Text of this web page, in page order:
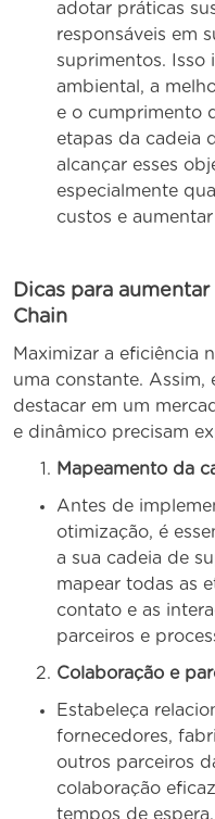
adotar práticas
responsáveis ​​em
suprimentos. Isso
ambiental, a
e o cumprimento
etapas da cadeia
alcançar esses
especialmente
custos e
Dicas para
Chain
Maximizar a eficiência
uma constante. Assim,
destacar em um
e dinâmico precisam
Mapeamento da
Antes de
otimização, é
a sua cadeia de
mapear todas as
contato e as
parceiros e
Colaboração e
Estabeleça
fornecedores,
outros parceiros
colaboração
tempos de